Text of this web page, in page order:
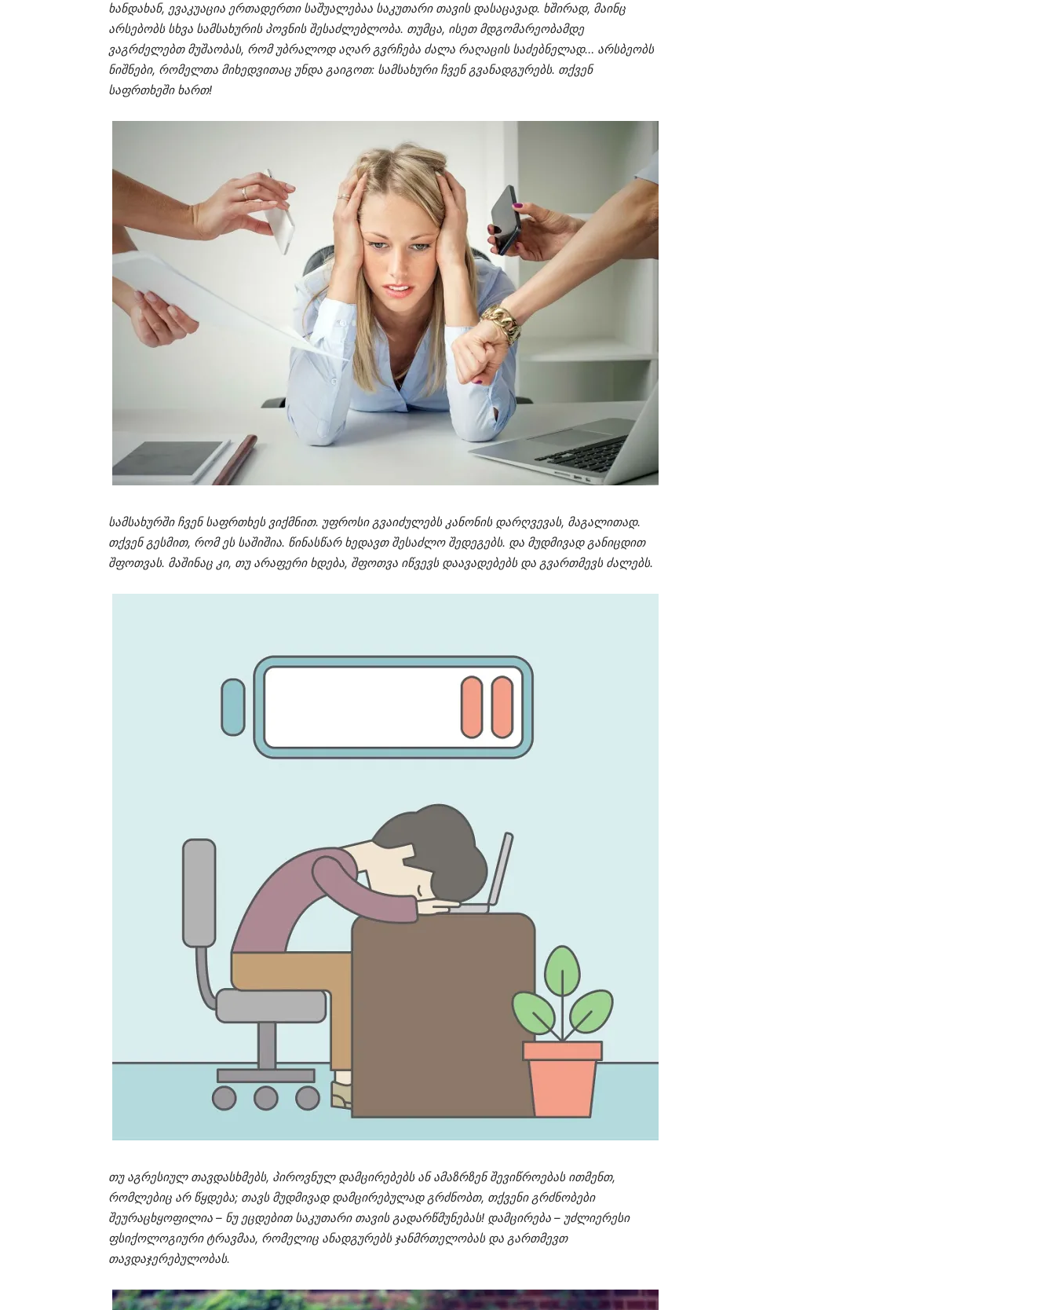
ხანდახან, ევაკუაცია ერთადერთი საშუალებაა საკუთარი თავის დასაცავად. ხშირად, მაინც
არსებობს სხვა სამსახურის პოვნის შესაძლებლობა. თუმცა, ისეთ მდგომარეობამდე
ვაგრძელებთ მუშაობას, რომ უბრალოდ აღარ გვრჩება ძალა რაღაცის საძებნელად… არსბეობს
ნიშნები, რომელთა მიხედვითაც უნდა გაიგოთ: სამსახური ჩვენ გვანადგურებს. თქვენ
საფრთხეში ხართ!
სამსახურში ჩვენ საფრთხეს ვიქმნით. უფროსი გვაიძულებს კანონის დარღვევას, მაგალითად.
თქვენ გესმით, რომ ეს საშიშია. წინასწარ ხედავთ შესაძლო შედეგებს. და მუდმივად განიცდით
შფოთვას. მაშინაც კი, თუ არაფერი ხდება, შფოთვა იწვევს დაავადებებს და გვართმევს ძალებს.
თუ აგრესიულ თავდასხმებს, პიროვნულ დამცირებებს ან ამაზრზენ შევიწროებას ითმენთ,
რომლებიც არ წყდება; თავს მუდმივად დამცირებულად გრძნობთ, თქვენი გრძნობები
შეურაცხყოფილია – ნუ ეცდებით საკუთარი თავის გადარწმუნებას! დამცირება – უძლიერესი
ფსიქოლოგიური ტრავმაა, რომელიც ანადგურებს ჯანმრთელობას და გართმევთ
თავდაჯერებულობას.